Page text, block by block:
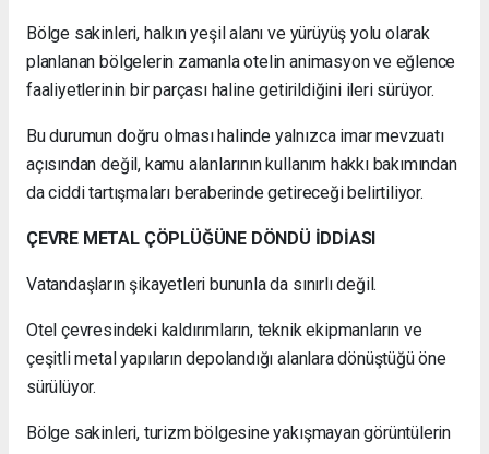
Bölge sakinleri, halkın yeşil alanı ve yürüyüş yolu olarak
planlanan bölgelerin zamanla otelin animasyon ve eğlence
faaliyetlerinin bir parçası haline getirildiğini ileri sürüyor.
Bu durumun doğru olması halinde yalnızca imar mevzuatı
açısından değil, kamu alanlarının kullanım hakkı bakımından
da ciddi tartışmaları beraberinde getireceği belirtiliyor.
ÇEVRE METAL ÇÖPLÜĞÜNE DÖNDÜ İDDİASI
Vatandaşların şikayetleri bununla da sınırlı değil.
Otel çevresindeki kaldırımların, teknik ekipmanların ve
çeşitli metal yapıların depolandığı alanlara dönüştüğü öne
sürülüyor.
Bölge sakinleri, turizm bölgesine yakışmayan görüntülerin